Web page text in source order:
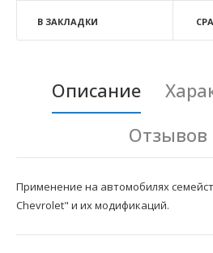
В ЗАКЛАДКИ
Описание
Отзывов
Применение на автомобилях
Chevrolet" и их модификаций.